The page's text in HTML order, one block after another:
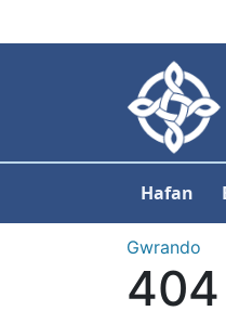
Hafan
Gwrando